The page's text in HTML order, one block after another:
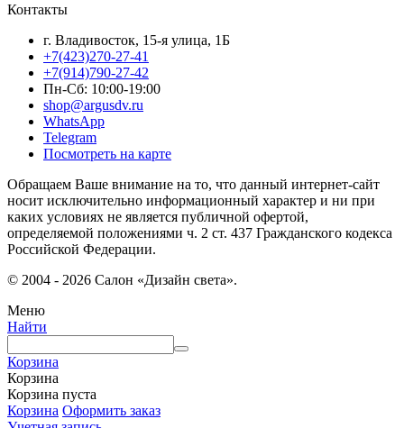
Контакты
г. Владивосток, 15-я улица, 1Б
+7(423)270-27-41
+7(914)790-27-42
Пн-Сб: 10:00-19:00
shop@argusdv.ru
WhatsApp
Telegram
Посмотреть на карте
Обращаем Ваше внимание на то, что данный интернет-сайт
носит исключительно информационный характер и ни при
каких условиях не является публичной офертой,
определяемой положениями ч. 2 ст. 437 Гражданского кодекса
Российской Федерации.
© 2004 - 2026 Салон «Дизайн света».
Меню
Найти
Корзина
Корзина
Корзина пуста
Корзина Оформить заказ